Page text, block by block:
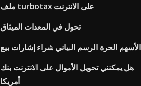
ملف turbotax على الانترنت
تحول في المعدات الميثاق
الأسهم الحرة الرسم البياني شراء إشارات بيع
هل يمكنني تحويل الأموال على الانترنت بنك
أمريكا